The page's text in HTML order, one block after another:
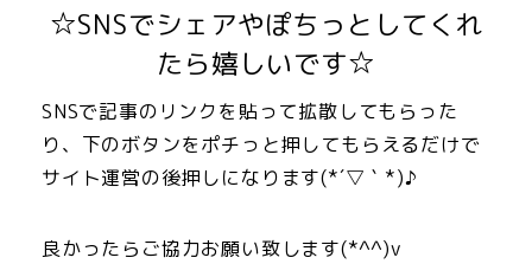
☆SNSでシェアやぽちっとしてくれ
たら嬉しいです☆
SNSで記事のリンクを貼って拡散してもらった
り、下のボタンをポチっと押してもらえるだけで
サイト運営の後押しになります(*´▽｀*)♪
良かったらご協力お願い致します(*^^)v